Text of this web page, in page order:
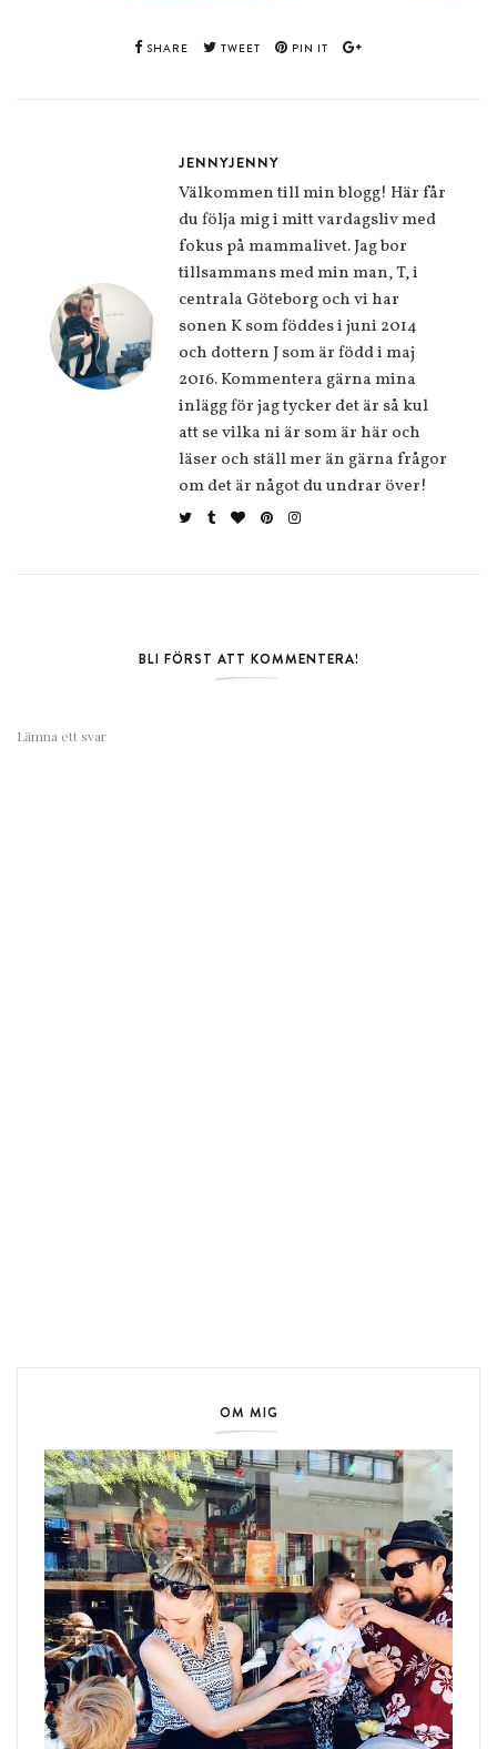
SHARE TWEET PIN IT
JENNYJENNY
Välkommen till min blogg! Här får
du följa mig i mitt vardagsliv med
fokus på mammalivet. Jag bor
tillsammans med min man, T, i
centrala Göteborg och vi har
sonen K som föddes i juni 2014
och dottern J som är född i maj
2016. Kommentera gärna mina
inlägg för jag tycker det är så kul
att se vilka ni är som är här och
läser och ställ mer än gärna frågor
om det är något du undrar över!
BLI FÖRST ATT KOMMENTERA!
Lämna ett svar
OM MIG